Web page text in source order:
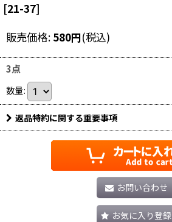
[21-37]
販売価格: 580円(税込)
3点
数量:
返品特約に関する重要事項
お問い合わせ
お気に入り登録